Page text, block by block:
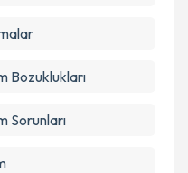
Bozuklukları
Sorunları